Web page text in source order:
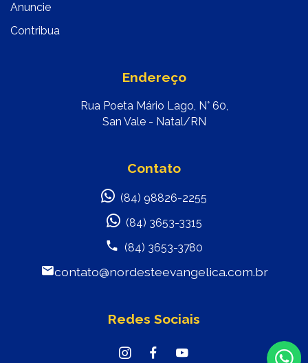
Anuncie
Contribua
Endereço
Rua Poeta Mário Lago, N° 60,
San Vale - Natal/RN
Contato
(84) 98826-2255
(84) 3653-3315
(84) 3653-3780
contato@nordesteevangelica.com.br
Redes Sociais